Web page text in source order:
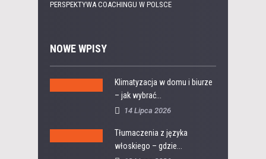
PERSPEKTYWA COACHINGU W POLSCE
NOWE WPISY
Klimatyzacja w domu i biurze
– jak wybrać...
14 Lipca 2026
Tłumaczenia z języka
włoskiego – gdzie...